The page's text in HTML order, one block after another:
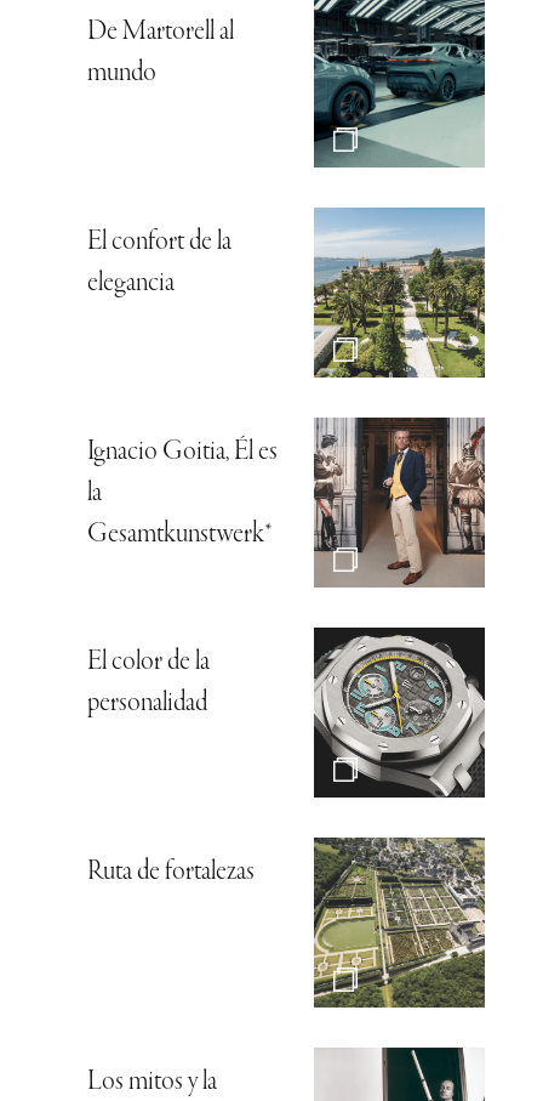
De Martorell al
mundo
El confort de la
elegancia
Ignacio Goitia, Él es
la
Gesamtkunstwerk*
El color de la
personalidad
Ruta de fortalezas
Los mitos y la